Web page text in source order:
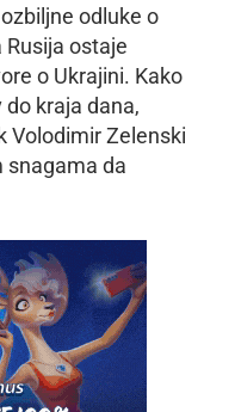
odluke o
ostaje
o Ukrajini. Kako
kraja dana,
Volodimir Zelenski
snagama da